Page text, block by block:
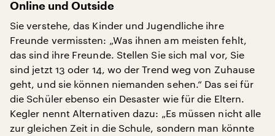
Online und Outside
Sie verstehe, das Kinder und Jugendliche ihre
Freunde vermissten: „Was ihnen am meisten fehlt,
das sind ihre Freunde. Stellen Sie sich mal vor, Sie
sind jetzt 13 oder 14, wo der Trend weg von Zuhause
geht, und sie können niemanden sehen.“ Das sei für
die Schüler ebenso ein Desaster wie für die Eltern.
Kegler nennt Alternativen dazu: „Es müssen nicht alle
zur gleichen Zeit in die Schule, sondern man könnte